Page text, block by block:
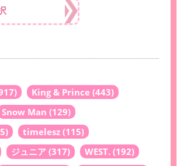
King & Prince (443)
Snow Man (129)
timelesz (115)
ジュニア (317) WEST. (192)